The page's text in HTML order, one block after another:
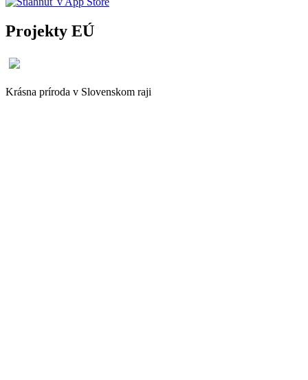
Projekty EÚ
Krásna príroda v Slovenskom raji